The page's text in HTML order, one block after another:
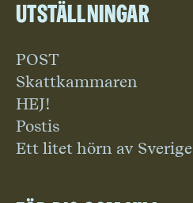
Utställningar
POST
Skattkammaren
HEJ!
Postis
Ett litet hörn av Sverige